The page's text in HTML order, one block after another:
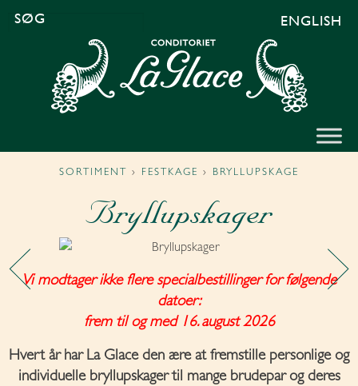
EFTER:
ENGLISH
SORTIMENT › FESTKAGE › BRYLLUPSKAGE
Bryllupskager
Vi modtager ikke flere specialbestillinger for følgende
datoer:
frem til og med 16. august 2026
Hvert år har La Glace den ære at fremstille personlige og
individuelle bryllupskager til mange brudepar og deres